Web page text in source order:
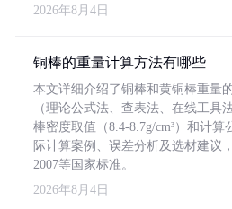
2026年8月4日
铜棒的重量计算方法有哪些
本文详细介绍了铜棒和黄铜棒重量
（理论公式法、查表法、在线工具
棒密度取值（8.4-8.7g/cm³）和计
际计算案例、误差分析及选材建议
2007等国家标准。
2026年8月4日